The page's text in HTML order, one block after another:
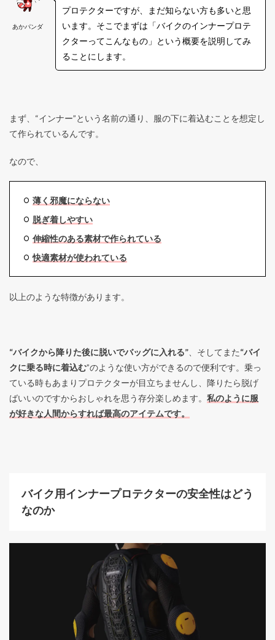
あかパンダ
プロテクターですが、まだ知らない方も多いと思
います。そこでまずは「バイクのインナープロテ
クターってこんなもの」という概要を説明してみ
ることにします。
まず、“インナー”という名前の通り、服の下に着込むことを想定し
て作られているんです。
なので、
薄く邪魔にならない
脱ぎ着しやすい
伸縮性のある素材で作られている
快適素材が使われている
以上のような特徴があります。
“バイクから降りた後に脱いでバッグに入れる” 、そしてまた“バイ
クに乗る時に着込む”のような使い方ができるので便利です。乗っ
ている時もあまりプロテクターが目立ちませんし、降りたら脱げ
ばいいのですからおしゃれを思う存分楽しめます。 私のように服
が好きな人間からすれば最高のアイテムです。
バイク用インナープロテクターの安全性はどう
なのか